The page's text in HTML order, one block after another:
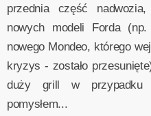
przednia część
nowych modeli Forda (np.
nowego Mondeo, którego
kryzys - zostało
duży grill w przypadku
pomysłem...